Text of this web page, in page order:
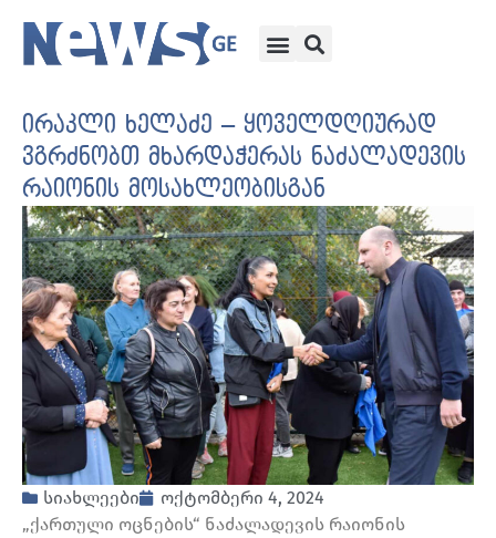
ირაკლი ხელაძე – ყოველდღიურად
ვგრძნობთ მხარდაჭერას ნაძალადევის
რაიონის მოსახლეობისგან
სიახლეები
ოქტომბერი 4, 2024
„ქართული ოცნების“ ნაძალადევის რაიონის